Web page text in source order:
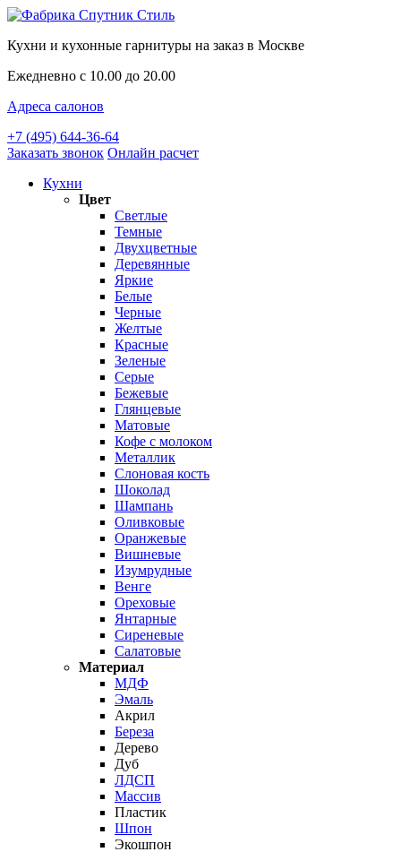
Кухни и кухонные гарнитуры на заказ в Москве
Ежедневно с 10.00 до 20.00
Адреса салонов
+7 (495) 644-36-64
Заказать звонок Онлайн расчет
Кухни
Цвет
Светлые
Темные
Двухцветные
Деревянные
Яркие
Белые
Черные
Желтые
Красные
Зеленые
Серые
Бежевые
Глянцевые
Матовые
Кофе с молоком
Металлик
Слоновая кость
Шоколад
Шампань
Оливковые
Оранжевые
Вишневые
Изумрудные
Венге
Ореховые
Янтарные
Сиреневые
Салатовые
Материал
МДФ
Эмаль
Акрил
Береза
Дерево
Дуб
ЛДСП
Массив
Пластик
Шпон
Экошпон